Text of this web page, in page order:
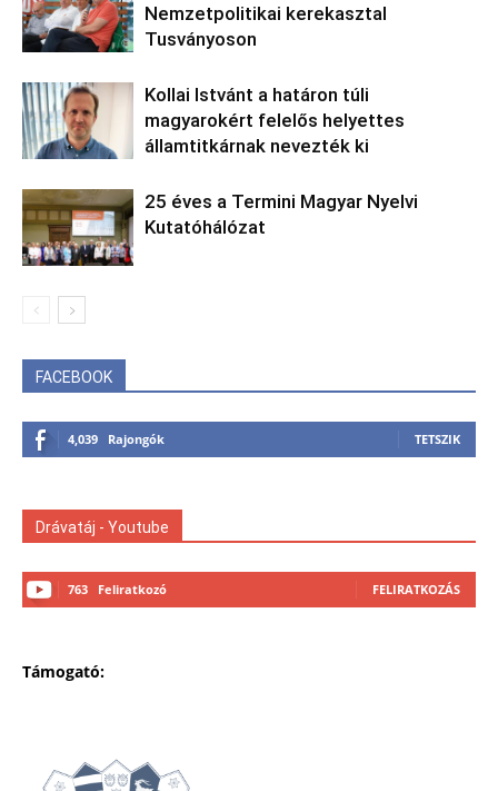
Nemzetpolitikai kerekasztal
Tusványoson
Kollai Istvánt a határon túli
magyarokért felelős helyettes
államtitkárnak nevezték ki
25 éves a Termini Magyar Nyelvi
Kutatóhálózat
FACEBOOK
4,039 Rajongók TETSZIK
Drávatáj - Youtube
763 Feliratkozó FELIRATKOZÁS
Támogató: